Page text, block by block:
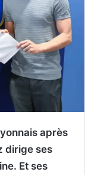
après
dirige ses
Et ses